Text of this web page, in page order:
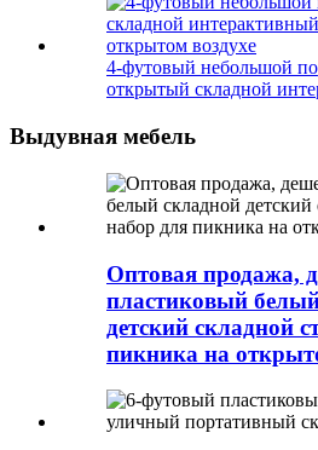
4-футовый небольшой
открытый складной
Выдувная мебель
Оптовая продажа,
пластиковый
детский складной
пикника на